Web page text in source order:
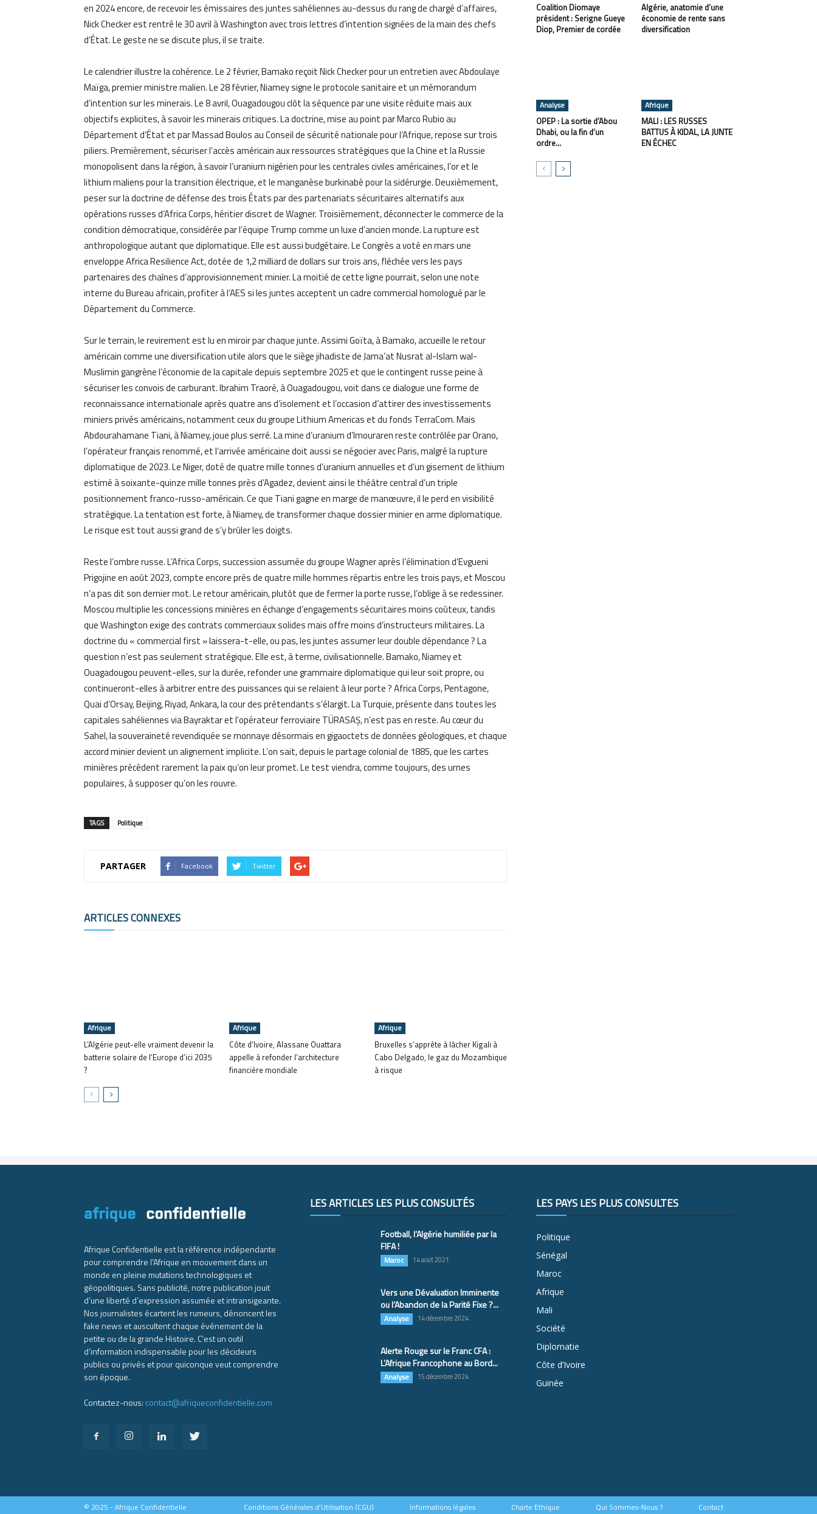
en 2024 encore, de recevoir les émissaires des juntes sahéliennes au-dessus du rang de chargé d’affaires,
Nick Checker est rentré le 30 avril à Washington avec trois lettres d’intention signées de la main des chefs
d’État. Le geste ne se discute plus, il se traite.
Le calendrier illustre la cohérence. Le 2 février, Bamako reçoit Nick Checker pour un entretien avec Abdoulaye
Maïga, premier ministre malien. Le 28 février, Niamey signe le protocole sanitaire et un mémorandum
d’intention sur les minerais. Le 8 avril, Ouagadougou clôt la séquence par une visite réduite mais aux
objectifs explicites, à savoir les minerais critiques. La doctrine, mise au point par Marco Rubio au
Département d’État et par Massad Boulos au Conseil de sécurité nationale pour l’Afrique, repose sur trois
piliers. Premièrement, sécuriser l’accès américain aux ressources stratégiques que la Chine et la Russie
monopolisent dans la région, à savoir l’uranium nigérien pour les centrales civiles américaines, l’or et le
lithium maliens pour la transition électrique, et le manganèse burkinabè pour la sidérurgie. Deuxièmement,
peser sur la doctrine de défense des trois États par des partenariats sécuritaires alternatifs aux
opérations russes d’Africa Corps, héritier discret de Wagner. Troisièmement, déconnecter le commerce de la
condition démocratique, considérée par l’équipe Trump comme un luxe d’ancien monde. La rupture est
anthropologique autant que diplomatique. Elle est aussi budgétaire. Le Congrès a voté en mars une
enveloppe Africa Resilience Act, dotée de 1,2 milliard de dollars sur trois ans, fléchée vers les pays
partenaires des chaînes d’approvisionnement minier. La moitié de cette ligne pourrait, selon une note
interne du Bureau africain, profiter à l’AES si les juntes acceptent un cadre commercial homologué par le
Département du Commerce.
Sur le terrain, le revirement est lu en miroir par chaque junte. Assimi Goïta, à Bamako, accueille le retour
américain comme une diversification utile alors que le siège jihadiste de Jama’at Nusrat al-Islam wal-
Muslimin gangrène l’économie de la capitale depuis septembre 2025 et que le contingent russe peine à
sécuriser les convois de carburant. Ibrahim Traoré, à Ouagadougou, voit dans ce dialogue une forme de
reconnaissance internationale après quatre ans d’isolement et l’occasion d’attirer des investissements
miniers privés américains, notamment ceux du groupe Lithium Americas et du fonds TerraCom. Mais
Abdourahamane Tiani, à Niamey, joue plus serré. La mine d’uranium d’Imouraren reste contrôlée par Orano,
l’opérateur français renommé, et l’arrivée américaine doit aussi se négocier avec Paris, malgré la rupture
diplomatique de 2023. Le Niger, doté de quatre mille tonnes d’uranium annuelles et d’un gisement de lithium
estimé à soixante-quinze mille tonnes près d’Agadez, devient ainsi le théâtre central d’un triple
positionnement franco-russo-américain. Ce que Tiani gagne en marge de manœuvre, il le perd en visibilité
stratégique. La tentation est forte, à Niamey, de transformer chaque dossier minier en arme diplomatique.
Le risque est tout aussi grand de s’y brûler les doigts.
Reste l’ombre russe. L’Africa Corps, succession assumée du groupe Wagner après l’élimination d’Evgueni
Prigojine en août 2023, compte encore près de quatre mille hommes répartis entre les trois pays, et Moscou
n’a pas dit son dernier mot. Le retour américain, plutôt que de fermer la porte russe, l’oblige à se redessiner.
Moscou multiplie les concessions minières en échange d’engagements sécuritaires moins coûteux, tandis
que Washington exige des contrats commerciaux solides mais offre moins d’instructeurs militaires. La
doctrine du « commercial first » laissera-t-elle, ou pas, les juntes assumer leur double dépendance ? La
question n’est pas seulement stratégique. Elle est, à terme, civilisationnelle. Bamako, Niamey et
Ouagadougou peuvent-elles, sur la durée, refonder une grammaire diplomatique qui leur soit propre, ou
continueront-elles à arbitrer entre des puissances qui se relaient à leur porte ? Africa Corps, Pentagone,
Quai d’Orsay, Beijing, Riyad, Ankara, la cour des prétendants s’élargit. La Turquie, présente dans toutes les
capitales sahéliennes via Bayraktar et l’opérateur ferroviaire TÜRASAŞ, n’est pas en reste. Au cœur du
Sahel, la souveraineté revendiquée se monnaye désormais en gigaoctets de données géologiques, et chaque
accord minier devient un alignement implicite. L’on sait, depuis le partage colonial de 1885, que les cartes
minières précèdent rarement la paix qu’on leur promet. Le test viendra, comme toujours, des urnes
populaires, à supposer qu’on les rouvre.
TAGS Politique
PARTAGER Facebook Twitter
ARTICLES CONNEXES
Afrique
L’Algérie peut-elle vraiment devenir la
batterie solaire de l’Europe d’ici 2035
?
Afrique
Côte d’Ivoire, Alassane Ouattara
appelle à refonder l’architecture
financière mondiale
Afrique
Bruxelles s’apprête à lâcher Kigali à
Cabo Delgado, le gaz du Mozambique
à risque
Coalition Diomaye
président : Serigne Gueye
Diop, Premier de cordée
Algérie, anatomie d’une
économie de rente sans
diversification
Analyse
OPEP : La sortie d’Abou
Dhabi, ou la fin d’un
ordre...
Afrique
MALI : LES RUSSES
BATTUS À KIDAL, LA JUNTE
EN ÉCHEC
Afrique Confidentielle est la référence indépendante
pour comprendre l’Afrique en mouvement dans un
monde en pleine mutations technologiques et
géopolitiques. Sans publicité, notre publication jouit
d’une liberté d’expression assumée et intransigeante.
Nos journalistes écartent les rumeurs, dénoncent les
fake news et auscultent chaque événement de la
petite ou de la grande Histoire. C’est un outil
d’information indispensable pour les décideurs
publics ou privés et pour quiconque veut comprendre
son époque.
Contactez-nous: contact@afriqueconfidentielle.com
LES ARTICLES LES PLUS CONSULTÉS
Football, l’Algérie humiliée par la
FIFA !
Maroc 14 août 2021
Vers une Dévaluation Imminente
ou l’Abandon de la Parité Fixe ?...
Analyse 14 décembre 2024
Alerte Rouge sur le Franc CFA :
L’Afrique Francophone au Bord...
Analyse 15 décembre 2024
LES PAYS LES PLUS CONSULTÉS
Politique
Sénégal
Maroc
Afrique
Mali
Société
Diplomatie
Côte d’Ivoire
Guinée
Conditions Générales d’Utilisation (CGU) Informations légales Charte Ethique Qui Sommes-Nous ? Contact
© 2025 - Afrique Confidentielle